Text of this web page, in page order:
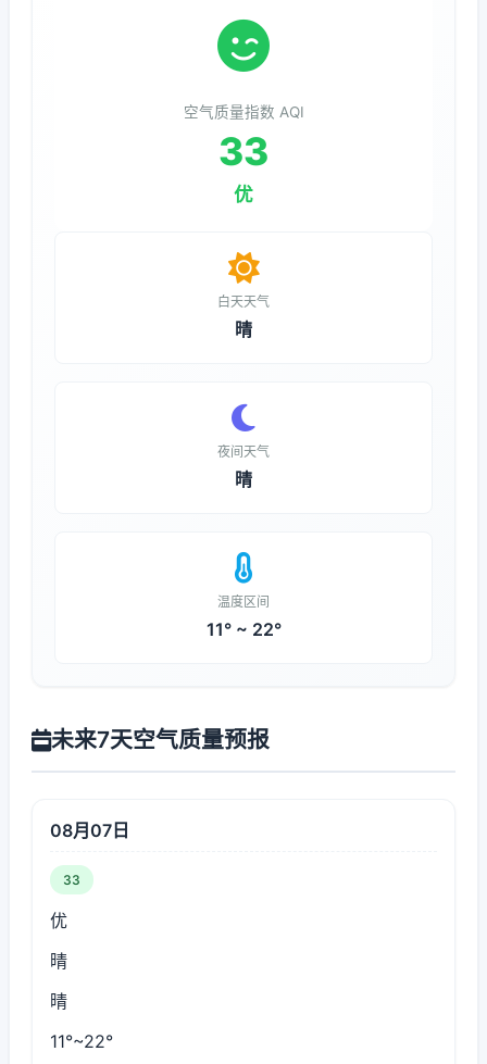
空气质量指数 AQI
33
优
白天天气
晴
夜间天气
晴
温度区间
11° ~ 22°
未来7天空气质量预报
08月07日
33
优
晴
晴
11°~22°